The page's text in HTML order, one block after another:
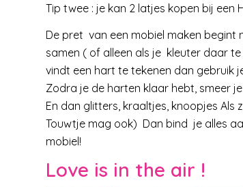
Tip twee : je kan 2 latjes kopen bij een
De pret van een mobiel maken begint
samen ( of alleen als je kleuter daar
vindt een hart te tekenen dan gebruik
Zodra je de harten klaar hebt, smeer
En dan glitters, kraaltjes, knoopjes Als
Touwtje mag ook) Dan bind je alles
mobiel!
Love is in the air !